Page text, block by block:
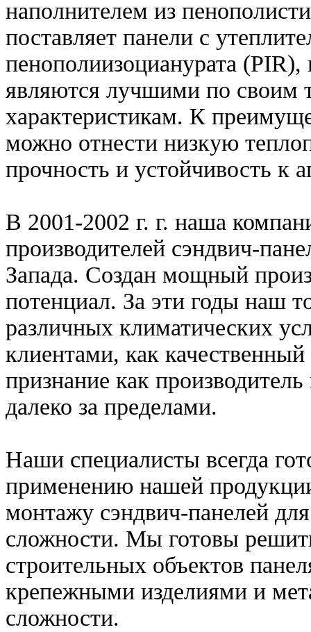
наполнителем из
поставляет панели с
пенополиизоцианурата
являются лучшими по своим
характеристикам. К
можно отнести низкую
прочность и устойчивость к
В 2001-2002 г. г. наша
производителей сэндвич-
Запада. Создан мощный
потенциал. За эти годы наш
различных климатических
клиентами, как
признание как
далеко за пределами.
Наши специалисты всегда
применению нашей
монтажу сэндвич-панелей
сложности. Мы готовы
строительных объектов
крепежными изделиями и
сложности.